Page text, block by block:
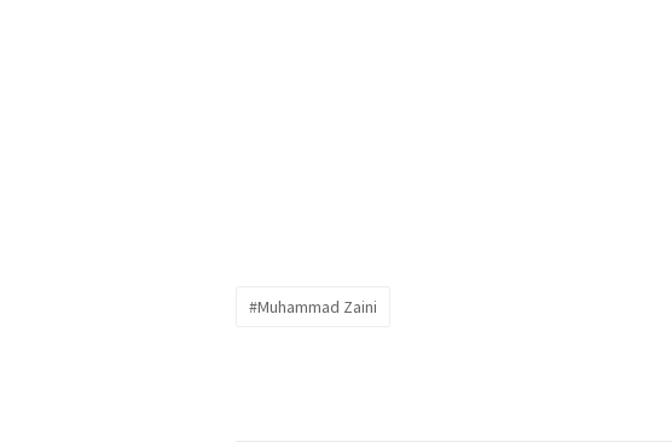
#Muhammad Zaini